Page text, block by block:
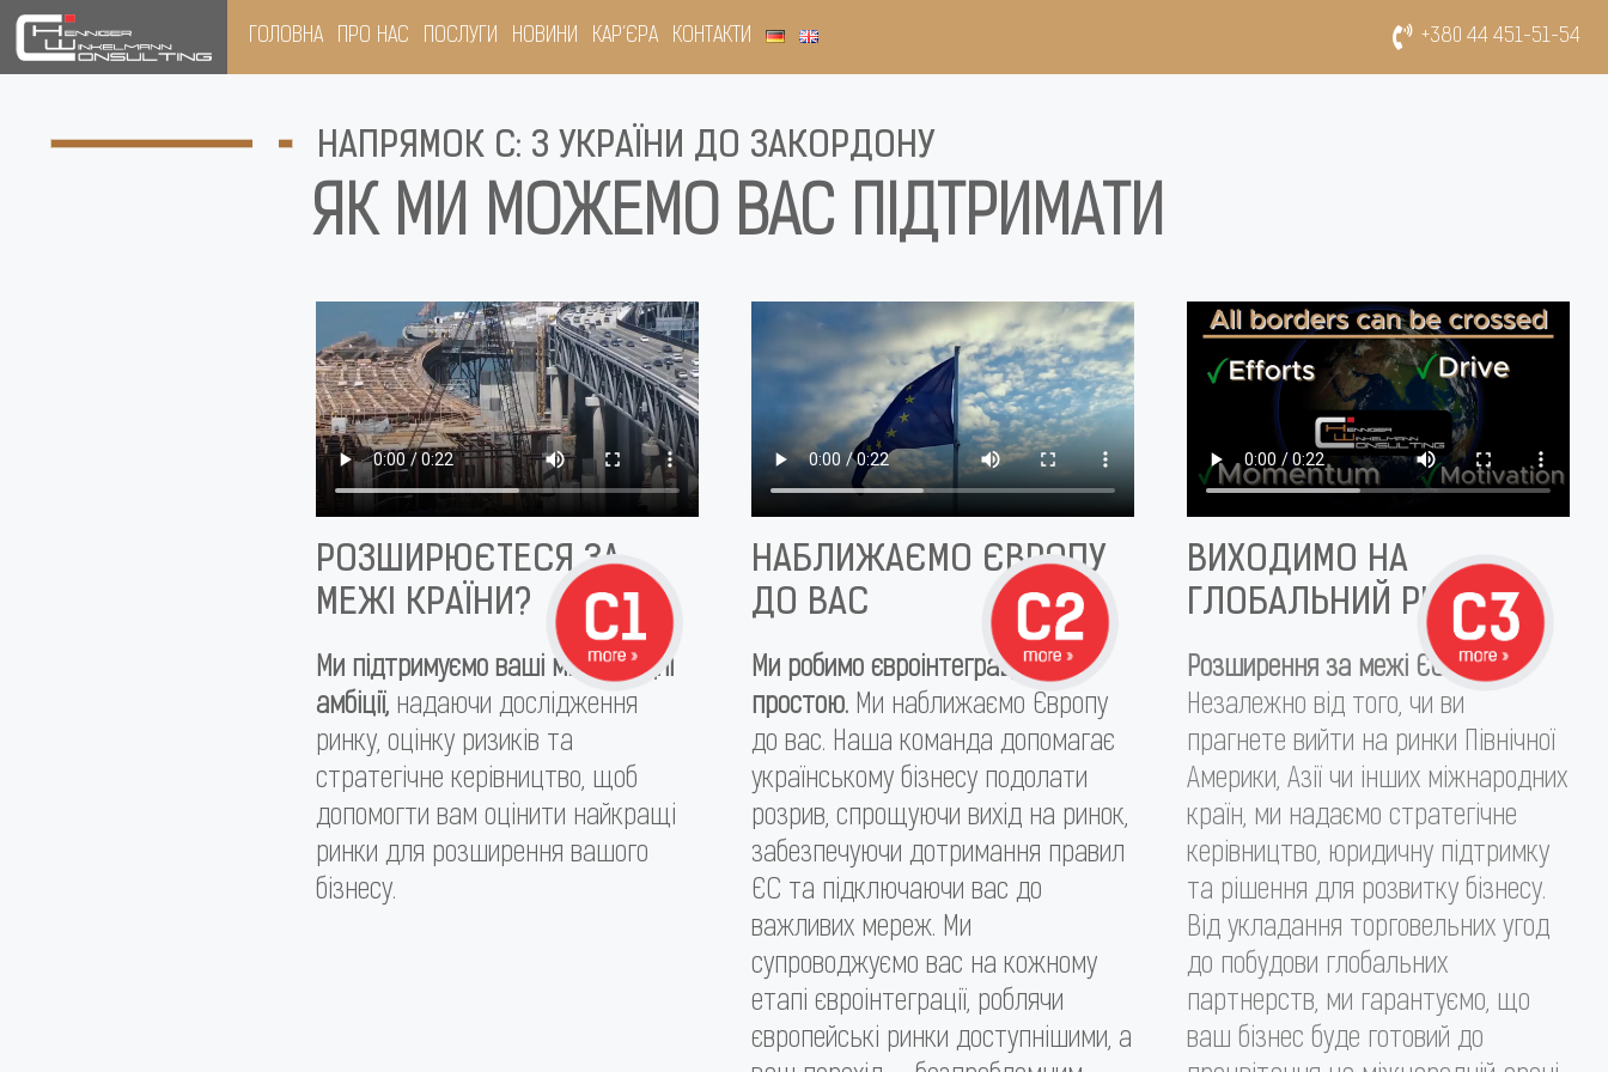
ГОЛОВНА ПРО НАС ПОСЛУГИ НОВИНИ КАР’ЄРА КОНТАКТИ +380 44 451-51-54
НАПРЯМОК C: З УКРАЇНИ ДО ЗАКОРДОНУ
ЯК МИ МОЖЕМО ВАС ПІДТРИМАТИ
РОЗШИРЮЄТЕСЯ ЗА
МЕЖІ КРАЇНИ?
Ми підтримуємо ваші міжнародні
амбіції, надаючи дослідження
ринку, оцінку ризиків та
стратегічне керівництво, щоб
допомогти вам оцінити найкращі
ринки для розширення вашого
бізнесу.
НАБЛИЖАЄМО ЄВРОПУ
ДО ВАС
Ми робимо євроінтеграцію
простою. Ми наближаємо Європу
до вас. Наша команда допомагає
українському бізнесу подолати
розрив, спрощуючи вихід на ринок,
забезпечуючи дотримання правил
ЄС та підключаючи вас до
важливих мереж. Ми
супроводжуємо вас на кожному
етапі євроінтеграції, роблячи
європейські ринки доступнішими, а
ВИХОДИМО НА
ГЛОБАЛЬНИЙ РІВЕНЬ!
Розширення за межі ЄС.
Незалежно від того, чи ви
прагнете вийти на ринки Північної
Америки, Азії чи інших міжнародних
країн, ми надаємо стратегічне
керівництво, юридичну підтримку
та рішення для розвитку бізнесу.
Від укладання торговельних угод
до побудови глобальних
партнерств, ми гарантуємо, що
ваш бізнес буде готовий до